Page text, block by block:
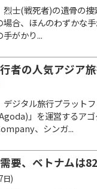
烈士(戦死者)の遺骨の捜
場合、ほんのわずかな
手がかり...
者の人気アジア
デジタル旅行プラット
」を運営するア
、シンガ...
要、ベトナムは
日)